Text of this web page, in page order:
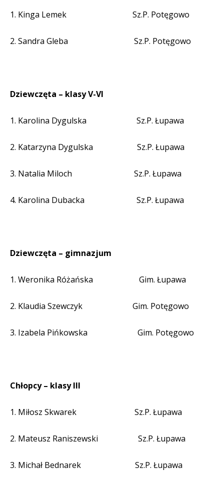
1. Kinga Lemek Sz.P. Potęgowo
2. Sandra Gleba Sz.P. Potęgowo
Dziewczęta – klasy V-VI
1. Karolina Dygulska Sz.P. Łupawa
2. Katarzyna Dygulska Sz.P. Łupawa
3. Natalia Miloch Sz.P. Łupawa
4. Karolina Dubacka Sz.P. Łupawa
Dziewczęta – gimnazjum
1. Weronika Różańska Gim. Łupawa
2. Klaudia Szewczyk Gim. Potęgowo
3. Izabela Pińkowska Gim. Potęgowo
Chłopcy – klasy III
1. Miłosz Skwarek Sz.P. Łupawa
2. Mateusz Raniszewski Sz.P. Łupawa
3. Michał Bednarek Sz.P. Łupawa